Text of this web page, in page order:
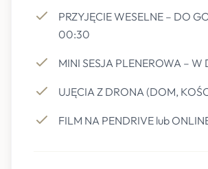
PRZYJĘCIE WESELNE – DO
00:30
MINI SESJA PLENEROWA – W
UJĘCIA Z DRONA (DOM,
FILM NA PENDRIVE lub